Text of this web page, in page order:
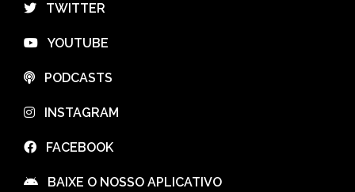
⠀TWITTER
⠀YOUTUBE
⠀PODCASTS
⠀INSTAGRAM
⠀FACEBOOK
⠀BAIXE O NOSSO APLICATIVO